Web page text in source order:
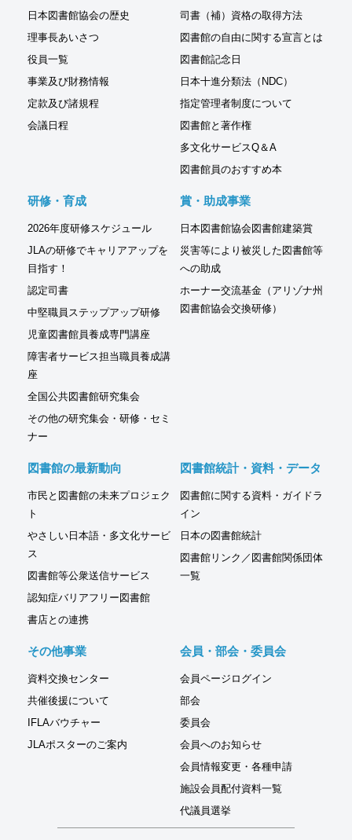
日本図書館協会の歴史
理事長あいさつ
役員一覧
事業及び財務情報
定款及び諸規程
会議日程
司書（補）資格の取得方法
図書館の自由に関する宣言とは
図書館記念日
日本十進分類法（NDC）
指定管理者制度について
図書館と著作権
多文化サービスQ＆A
図書館員のおすすめ本
研修・育成
2026年度研修スケジュール
JLAの研修でキャリアアップを
目指す！
認定司書
中堅職員ステップアップ研修
児童図書館員養成専門講座
障害者サービス担当職員養成講
座
全国公共図書館研究集会
その他の研究集会・研修・セミ
ナー
賞・助成事業
日本図書館協会図書館建築賞
災害等により被災した図書館等
への助成
ホーナー交流基金（アリゾナ州
図書館協会交換研修）
図書館の最新動向
市民と図書館の未来プロジェク
ト
やさしい日本語・多文化サービ
ス
図書館等公衆送信サービス
認知症バリアフリー図書館
書店との連携
図書館統計・資料・データ
図書館に関する資料・ガイドラ
イン
日本の図書館統計
図書館リンク／図書館関係団体
一覧
その他事業
資料交換センター
共催後援について
IFLAバウチャー
JLAポスターのご案内
会員・部会・委員会
会員ページログイン
部会
委員会
会員へのお知らせ
会員情報変更・各種申請
施設会員配付資料一覧
代議員選挙